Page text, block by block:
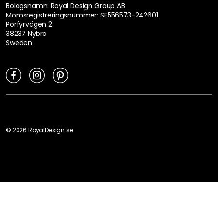
Bolagsnamn: Royal Design Group AB
Momsregistreringsnummer: SE556573-242601
Porfyrvägen 2
38237 Nybro
Sweden
© 2026 RoyalDesign.se